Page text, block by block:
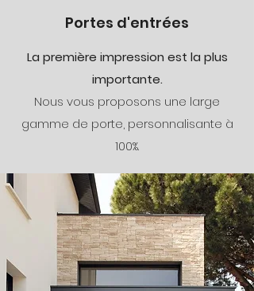
Portes d'entrées
La première impression est la plus
importante.
Nous vous proposons une large
gamme de porte, personnalisante à
100%.